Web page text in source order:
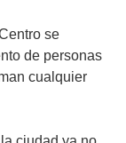
se
de personas
cualquier